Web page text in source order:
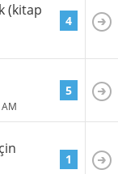
(kitap
4
5
1